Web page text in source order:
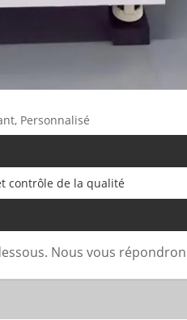
Personnalisé
contrôle de la qualité
Nous vous